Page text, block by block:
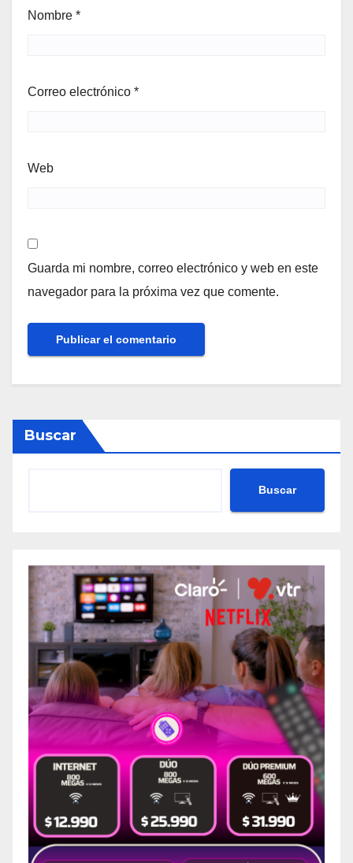
Nombre *
Correo electrónico *
Web
Guarda mi nombre, correo electrónico y web en este
navegador para la próxima vez que comente.
Buscar
Buscar